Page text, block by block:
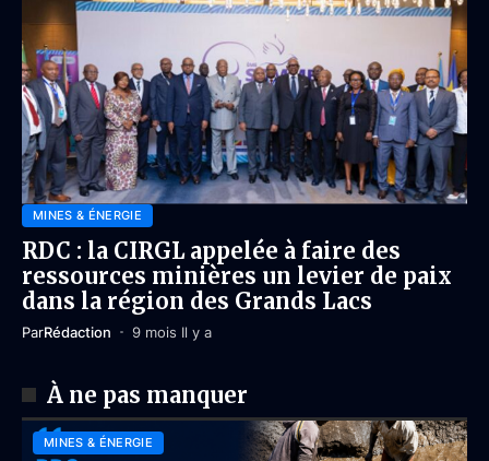
MINES & ÉNERGIE
RDC : la CIRGL appelée à faire des
ressources minières un levier de paix
dans la région des Grands Lacs
ParRédaction 9 mois Il y a
À ne pas manquer
MINES & ÉNERGIE